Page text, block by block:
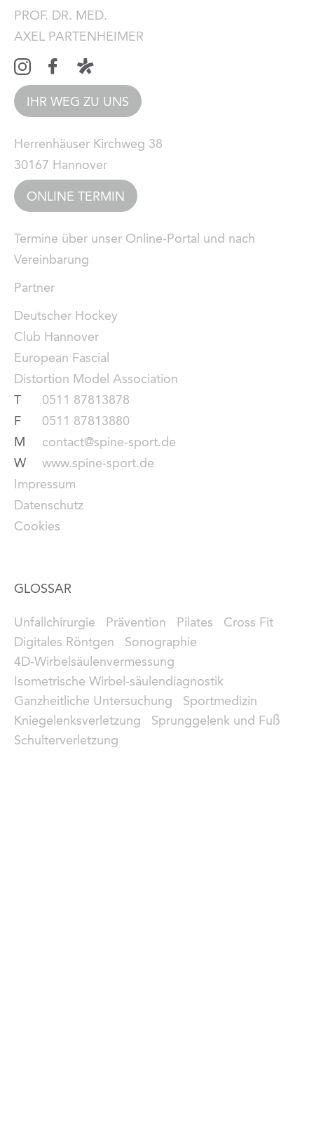
PROF. DR. MED.
AXEL PARTENHEIMER
IHR WEG ZU UNS
Herrenhäuser Kirchweg 38
30167 Hannover
ONLINE TERMIN
Termine über unser Online-Portal und nach
Vereinbarung
Partner
Deutscher Hockey
Club Hannover
European Fascial
Distortion Model Association
T
0511 87813878
F
0511 87813880
M
contact@spine-sport.de
W
www.spine-sport.de
Impressum
Datenschutz
Cookies
GLOSSAR
Unfallchirurgie Prävention Pilates
Cross Fit
Digitales Röntgen
Sonographie
4D-Wirbelsäulenvermessung
Isometrische Wirbel-säulendiagnostik
Ganzheitliche Untersuchung
Sportmedizin
Kniegelenksverletzung
Sprunggelenk und Fuß
Schulterverletzung